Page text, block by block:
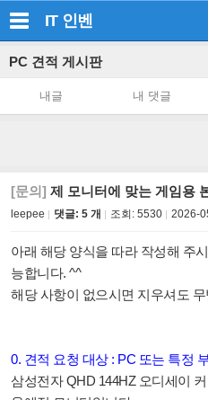
IT 인벤
PC 견적 게시판
내글 내 댓글
[문의] 제 모니터에 맞는 게임용
leepee 댓글: 5 개 조회: 5530 2026-
아래 해당 양식을 따라 작성해 주
능합니다. ^^
해당 사항이 없으시면 지우셔도
0. 견적 요청 대상 : PC 또는 특정
삼성전자 QHD 144HZ 오디세이